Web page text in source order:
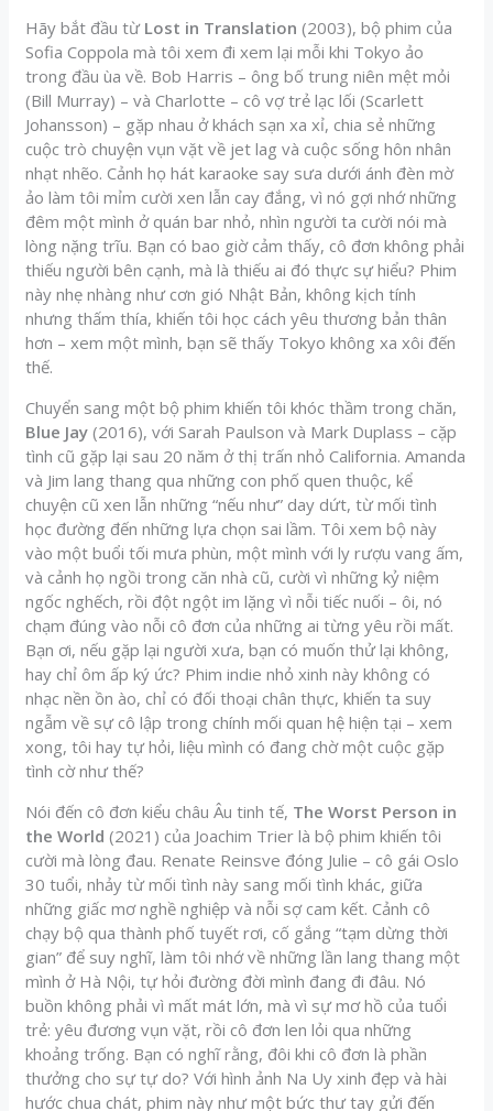
Hãy bắt đầu từ Lost in Translation (2003), bộ phim của
Sofia Coppola mà tôi xem đi xem lại mỗi khi Tokyo ảo
trong đầu ùa về. Bob Harris – ông bố trung niên mệt mỏi
(Bill Murray) – và Charlotte – cô vợ trẻ lạc lối (Scarlett
Johansson) – gặp nhau ở khách sạn xa xỉ, chia sẻ những
cuộc trò chuyện vụn vặt về jet lag và cuộc sống hôn nhân
nhạt nhẽo. Cảnh họ hát karaoke say sưa dưới ánh đèn mờ
ảo làm tôi mỉm cười xen lẫn cay đắng, vì nó gợi nhớ những
đêm một mình ở quán bar nhỏ, nhìn người ta cười nói mà
lòng nặng trĩu. Bạn có bao giờ cảm thấy, cô đơn không phải
thiếu người bên cạnh, mà là thiếu ai đó thực sự hiểu? Phim
này nhẹ nhàng như cơn gió Nhật Bản, không kịch tính
nhưng thấm thía, khiến tôi học cách yêu thương bản thân
hơn – xem một mình, bạn sẽ thấy Tokyo không xa xôi đến
thế.
Chuyển sang một bộ phim khiến tôi khóc thầm trong chăn,
Blue Jay (2016), với Sarah Paulson và Mark Duplass – cặp
tình cũ gặp lại sau 20 năm ở thị trấn nhỏ California. Amanda
và Jim lang thang qua những con phố quen thuộc, kể
chuyện cũ xen lẫn những “nếu như” day dứt, từ mối tình
học đường đến những lựa chọn sai lầm. Tôi xem bộ này
vào một buổi tối mưa phùn, một mình với ly rượu vang ấm,
và cảnh họ ngồi trong căn nhà cũ, cười vì những kỷ niệm
ngốc nghếch, rồi đột ngột im lặng vì nỗi tiếc nuối – ôi, nó
chạm đúng vào nỗi cô đơn của những ai từng yêu rồi mất.
Bạn ơi, nếu gặp lại người xưa, bạn có muốn thử lại không,
hay chỉ ôm ấp ký ức? Phim indie nhỏ xinh này không có
nhạc nền ồn ào, chỉ có đối thoại chân thực, khiến ta suy
ngẫm về sự cô lập trong chính mối quan hệ hiện tại – xem
xong, tôi hay tự hỏi, liệu mình có đang chờ một cuộc gặp
tình cờ như thế?
Nói đến cô đơn kiểu châu Âu tinh tế, The Worst Person in
the World (2021) của Joachim Trier là bộ phim khiến tôi
cười mà lòng đau. Renate Reinsve đóng Julie – cô gái Oslo
30 tuổi, nhảy từ mối tình này sang mối tình khác, giữa
những giấc mơ nghề nghiệp và nỗi sợ cam kết. Cảnh cô
chạy bộ qua thành phố tuyết rơi, cố gắng “tạm dừng thời
gian” để suy nghĩ, làm tôi nhớ về những lần lang thang một
mình ở Hà Nội, tự hỏi đường đời mình đang đi đâu. Nó
buồn không phải vì mất mát lớn, mà vì sự mơ hồ của tuổi
trẻ: yêu đương vụn vặt, rồi cô đơn len lỏi qua những
khoảng trống. Bạn có nghĩ rằng, đôi khi cô đơn là phần
thưởng cho sự tự do? Với hình ảnh Na Uy xinh đẹp và hài
hước chua chát, phim này như một bức thư tay gửi đến